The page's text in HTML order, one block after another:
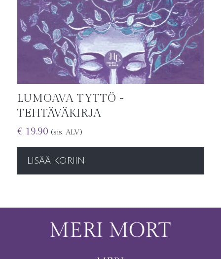
LUMOAVA TYTTÖ -
TEHTÄVÄKIRJA
€ 19.90 (sis. ALV)
LISÄÄ KORIIN